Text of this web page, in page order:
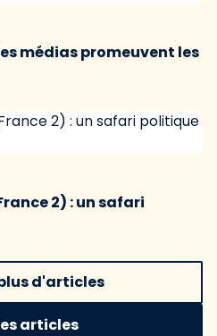
médias promeuvent les
2) : un safari
d'articles
articles